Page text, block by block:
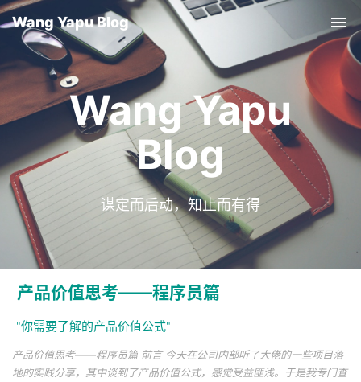
Wang Yapu Blog
Wang Yapu
Blog
谋定而后动，知止而有得
产品价值思考——程序员篇
"你需要了解的产品价值公式"
产品价值思考——程序员篇 前言 今天在公司内部听了大佬的一些项目落
地的实践分享，其中谈到了产品价值公式，感觉受益匪浅。于是我专门查